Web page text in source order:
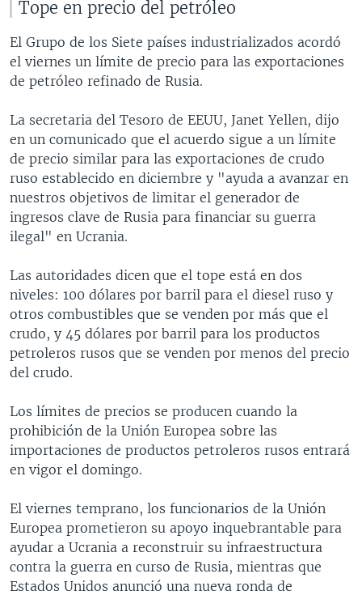
Tope en precio del petróleo
El Grupo de los Siete países industrializados acordó
el viernes un límite de precio para las exportaciones
de petróleo refinado de Rusia.
La secretaria del Tesoro de EEUU, Janet Yellen, dijo
en un comunicado que el acuerdo sigue a un límite
de precio similar para las exportaciones de crudo
ruso establecido en diciembre y "ayuda a avanzar en
nuestros objetivos de limitar el generador de
ingresos clave de Rusia para financiar su guerra
ilegal" en Ucrania.
Las autoridades dicen que el tope está en dos
niveles: 100 dólares por barril para el diesel ruso y
otros combustibles que se venden por más que el
crudo, y 45 dólares por barril para los productos
petroleros rusos que se venden por menos del precio
del crudo.
Los límites de precios se producen cuando la
prohibición de la Unión Europea sobre las
importaciones de productos petroleros rusos entrará
en vigor el domingo.
El viernes temprano, los funcionarios de la Unión
Europea prometieron su apoyo inquebrantable para
ayudar a Ucrania a reconstruir su infraestructura
contra la guerra en curso de Rusia, mientras que
Estados Unidos anunció una nueva ronda de